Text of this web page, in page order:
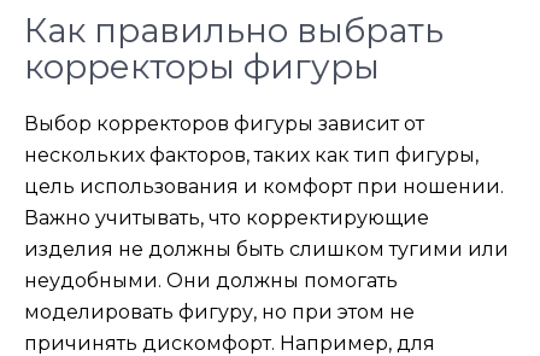
Как правильно выбрать
корректоры фигуры
Выбор корректоров фигуры зависит от
нескольких факторов, таких как тип фигуры,
цель использования и комфорт при ношении.
Важно учитывать, что корректирующие
изделия не должны быть слишком тугими или
неудобными. Они должны помогать
моделировать фигуру, но при этом не
причинять дискомфорт. Например, для